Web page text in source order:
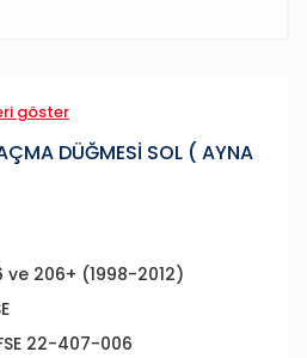
göster
DÜĞMESİ SOL ( AYNA
ve 206+ (1998-2012)
22-407-006